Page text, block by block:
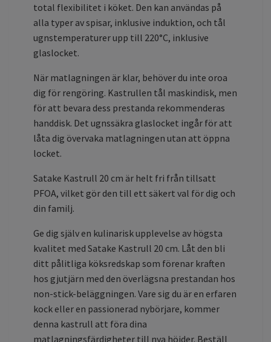
total flexibilitet i köket. Den kan användas på
alla typer av spisar, inklusive induktion, och tål
ugnstemperaturer upp till 220°C, inklusive
glaslocket.
När matlagningen är klar, behöver du inte oroa
dig för rengöring. Kastrullen tål maskindisk, men
för att bevara dess prestanda rekommenderas
handdisk. Det ugnssäkra glaslocket ingår för att
låta dig övervaka matlagningen utan att öppna
locket.
Satake Kastrull 20 cm är helt fri från tillsatt
PFOA, vilket gör den till ett säkert val för dig och
din familj.
Ge dig själv en kulinarisk upplevelse av högsta
kvalitet med Satake Kastrull 20 cm. Låt den bli
ditt pålitliga köksredskap som förenar kraften
hos gjutjärn med den överlägsna prestandan hos
non-stick-beläggningen. Vare sig du är en erfaren
kock eller en passionerad nybörjare, kommer
denna kastrull att föra dina
matlagningsfärdigheter till nya höjder. Beställ